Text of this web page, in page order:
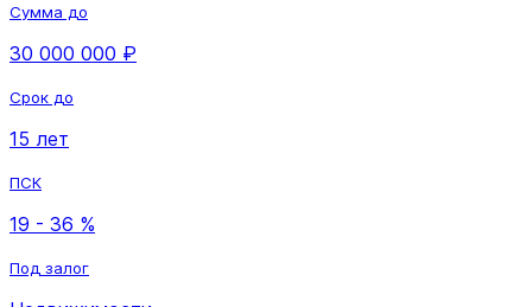
Сумма до
30 000 000 ₽
Срок до
15 лет
ПСК
19 - 36 %
Под залог